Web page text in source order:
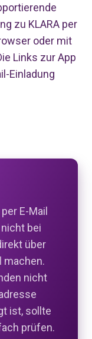
zu KLARA per
oder mit
Links zur App
Einladung
E-Mail
bei
über
machen.
nicht
ist, sollte
prüfen.